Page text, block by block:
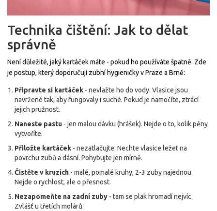
Technika čištění: Jak to dělat
správně
Není důležité, jaký kartáček máte - pokud ho používáte špatně. Zde
je postup, který doporučují zubní hygieničky v Praze a Brně:
Připravte si kartáček - nevlažte ho do vody. Vlasice jsou
navržené tak, aby fungovaly i suché. Pokud je namočíte, ztrácí
jejich pružnost.
Naneste pastu - jen malou dávku (hrášek). Nejde o to, kolik pěny
vytvoříte.
Přiložte kartáček - nezatlačujte. Nechte vlasice ležet na
povrchu zubů a dásní. Pohybujte jen mírně.
Čistěte v kruzích - malé, pomalé kruhy, 2-3 zuby najednou.
Nejde o rychlost, ale o přesnost.
Nezapomeňte na zadní zuby - tam se plak hromadí nejvíc.
Zvlášť u třetích molárů.